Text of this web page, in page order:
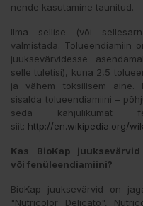
nende kasutamine taunitud.
Ilma sellise (või
valmistada. Tolueendiamiin
juuksevärvidesse
selle tuletisi), kuna 2,5
ja vähem toksilisem aine.
sisalda tolueendiamiini –
seda kahjulikumat
siit: http://en.wikipedia.org/
Kas BioKap
või fenüleendiamiini?
BioKap juuksevärvid on
"Nutricolor Delicato",